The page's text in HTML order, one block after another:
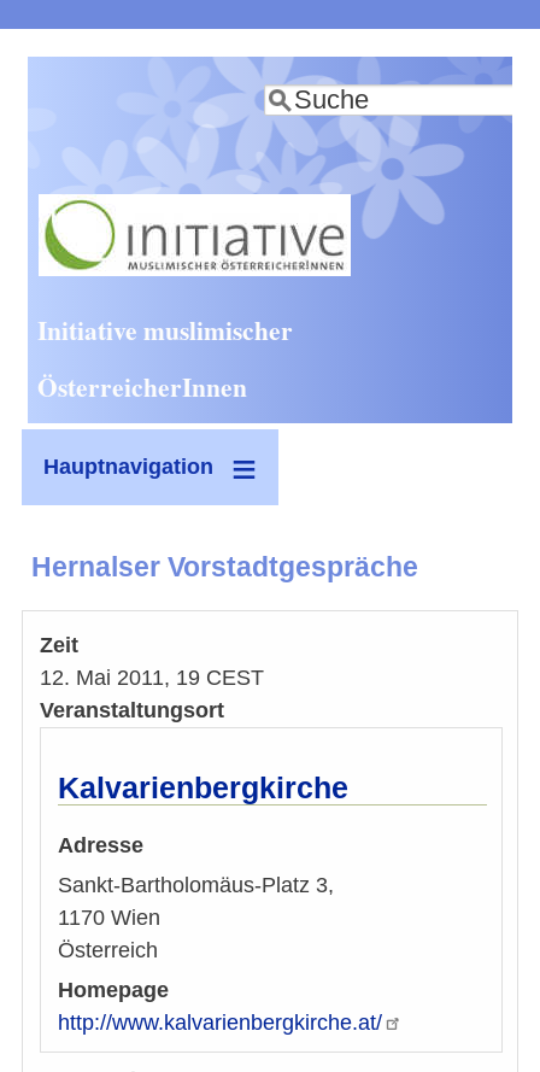
zum
Inhalt
Suche
Initiative muslimischer
ÖsterreicherInnen
Hauptnavigation
Hernalser Vorstadtgespräche
Zeit
12. Mai 2011, 19 CEST
Veranstaltungsort
Kalvarienbergkirche
Adresse
Sankt-Bartholomäus-Platz 3,
1170 Wien
Österreich
Homepage
http://www.kalvarienbergkirche.at/